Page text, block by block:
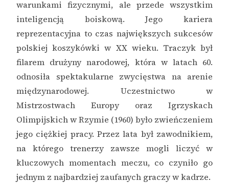
warunkami fizycznymi, ale przede wszystkim
inteligencją boiskową. Jego kariera
reprezentacyjna to czas największych sukcesów
polskiej koszykówki w XX wieku. Traczyk był
filarem drużyny narodowej, która w latach 60.
odnosiła spektakularne zwycięstwa na arenie
międzynarodowej. Uczestnictwo w
Mistrzostwach Europy oraz Igrzyskach
Olimpijskich w Rzymie (1960) było zwieńczeniem
jego ciężkiej pracy. Przez lata był zawodnikiem,
na którego trenerzy zawsze mogli liczyć w
kluczowych momentach meczu, co czyniło go
jednym z najbardziej zaufanych graczy w kadrze.